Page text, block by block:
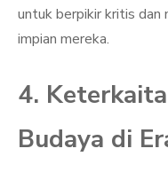
untuk berpikir kritis dan
impian mereka.
4.
Budaya di